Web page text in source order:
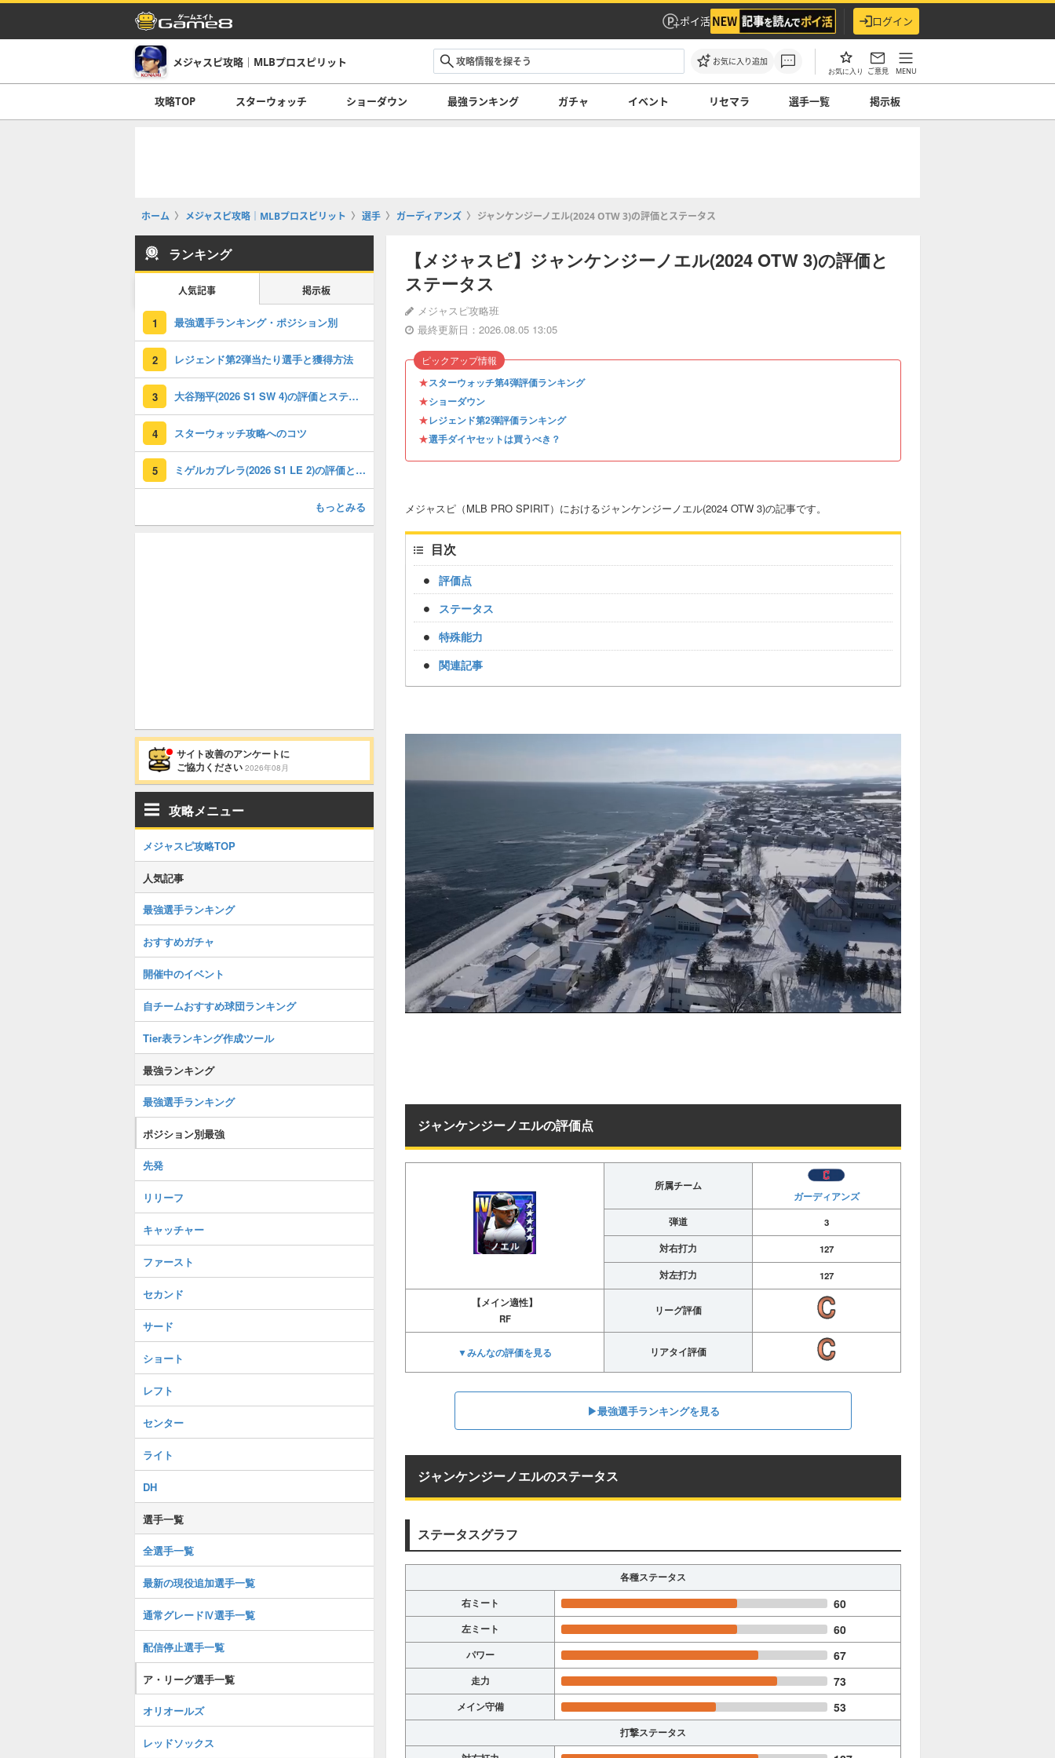
ポイ活 ログイン
メジャスピ攻略｜MLBプロスピリット お気に入り追加
お気に入り ご意見 MENU
攻略TOP スターウォッチ ショーダウン 最強ランキング ガチャ イベント リセマラ 選手一覧 掲示板
ホーム メジャスピ攻略｜MLBプロスピリット 選手 ガーディアンズ ジャンケンジーノエル(2024 OTW 3)の評価とステータス
【メジャスピ】ジャンケンジーノエル(2024 OTW 3)の評価と
ステータス
メジャスピ攻略班
最終更新日：2026.08.05 13:05
★スターウォッチ第4弾評価ランキング
★ショーダウン
★レジェンド第2弾評価ランキング
★選手ダイヤセットは買うべき？
ピックアップ情報
メジャスピ（MLB PRO SPIRIT）におけるジャンケンジーノエル(2024 OTW 3)の記事です。
目次
評価点
ステータス
特殊能力
関連記事
ジャンケンジーノエルの評価点
所属チーム
ガーディアンズ
弾道
3
対右打力
127
対左打力
127
【メイン適性】
RF
リーグ評価
▼みんなの評価を見る リアタイ評価
▶︎最強選手ランキングを見る
ジャンケンジーノエルのステータス
ステータスグラフ
各種ステータス
右ミート
60
左ミート 60
パワー 67
走力 73
メイン守備 53
打撃ステータス
ランキング
人気記事 掲示板
1 最強選手ランキング・ポジション別
2 レジェンド第2弾当たり選手と獲得方法
3 大谷翔平(2026 S1 SW 4)の評価とステータス
4 スターウォッチ攻略へのコツ
5 ミゲルカブレラ(2026 S1 LE 2)の評価とステータス
もっとみる
サイト改善のアンケートに
ご協力ください 2026年08月
攻略メニュー
メジャスピ攻略TOP
人気記事
最強選手ランキング
おすすめガチャ
開催中のイベント
自チームおすすめ球団ランキング
Tier表ランキング作成ツール
最強ランキング
最強選手ランキング
ポジション別最強
先発
リリーフ
キャッチャー
ファースト
セカンド
サード
ショート
レフト
センター
ライト
DH
選手一覧
全選手一覧
最新の現役追加選手一覧
通常グレードⅣ選手一覧
配信停止選手一覧
ア・リーグ選手一覧
オリオールズ
レッドソックス